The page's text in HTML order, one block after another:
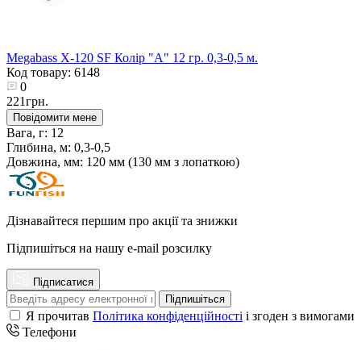
Megabass X-120 SF Колір "A" 12 гр. 0,3-0,5 м.
Код товару: 6148
0
221грн.
Повідомити мене
Вага, г: 12
Глибина, м: 0,3-0,5
Довжина, мм: 120 мм (130 мм з лопаткою)
Дізнавайтеся першим про акції та знижки
Підпишіться на нашу e-mail розсилку
Підписатися
Підпишіться
Я прочитав Політика конфіденційності і згоден з вимогами
Телефони